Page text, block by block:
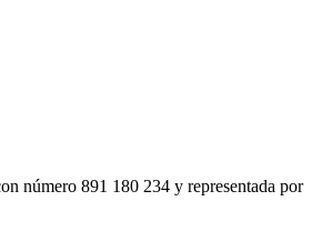
número 891 180 234 y representada por